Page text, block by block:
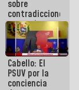
que viene
hay
programa
sobre
contradicciones
y mentiras
de María
Machado:
¡Créanle!
Cabello: El
PSUV por la
conciencia